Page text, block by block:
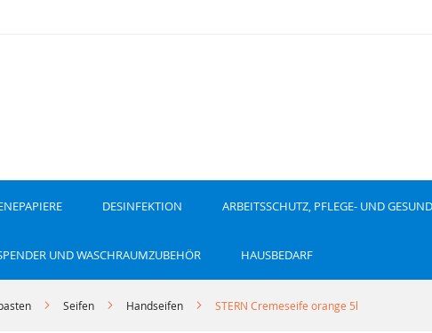
DESINFEKTION ARBEITSSCHUTZ, PFLEGE- UND
UND WASCHRAUMZUBEHÖR HAUSBEDARF
Seifen Handseifen STERN Cremeseife orange 5l